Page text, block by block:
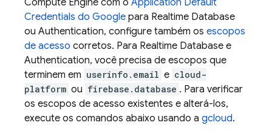
Compute Engine com o Application Default
Credentials do Google para Realtime Database
ou Authentication, configure também os escopos
de acesso corretos. Para Realtime Database e
Authentication, você precisa de escopos que
terminem em userinfo.email e cloud-
platform ou firebase.database . Para verificar
os escopos de acesso existentes e alterá-los,
execute os comandos abaixo usando a gcloud.